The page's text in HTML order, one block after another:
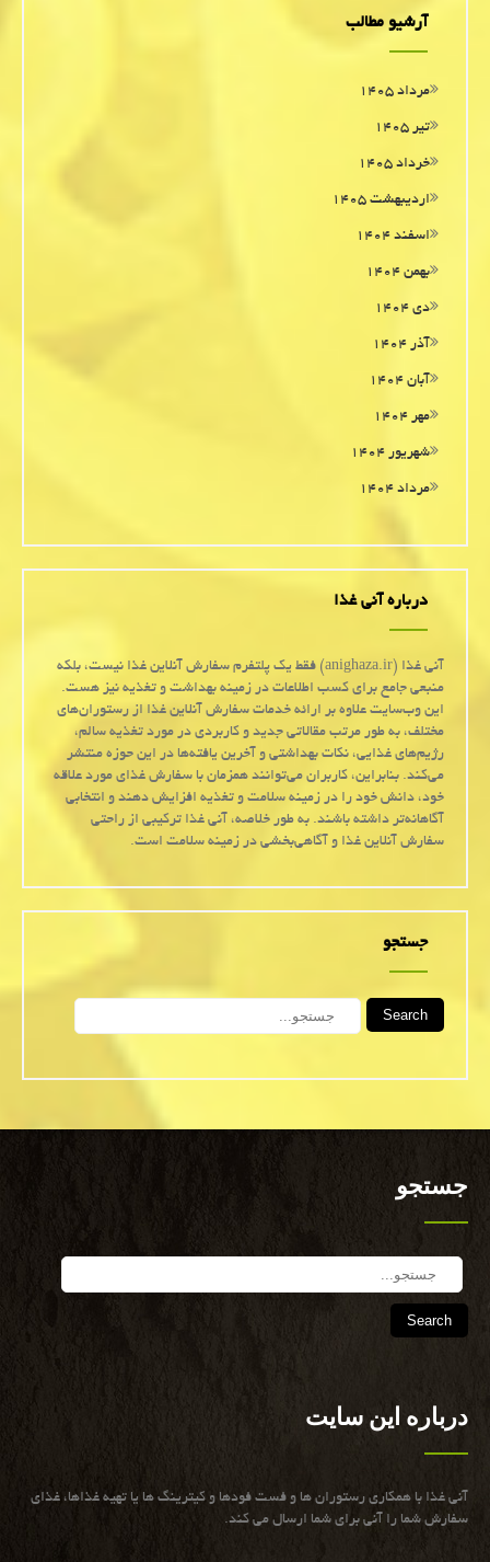
آرشیو مطالب
مرداد ۱۴۰۵
تیر ۱۴۰۵
خرداد ۱۴۰۵
اردیبهشت ۱۴۰۵
اسفند ۱۴۰۴
بهمن ۱۴۰۴
دی ۱۴۰۴
آذر ۱۴۰۴
آبان ۱۴۰۴
مهر ۱۴۰۴
شهریور ۱۴۰۴
مرداد ۱۴۰۴
درباره آنی غذا
آنی غذا (anighaza.ir) فقط یک پلتفرم سفارش آنلاین غذا نیست، بلکه
منبعی جامع برای کسب اطلاعات در زمینه بهداشت و تغذیه نیز هست.
این وب‌سایت علاوه بر ارائه خدمات سفارش آنلاین غذا از رستوران‌های
مختلف، به طور مرتب مقالاتی جدید و کاربردی در مورد تغذیه سالم،
رژیم‌های غذایی، نکات بهداشتی و آخرین یافته‌ها در این حوزه منتشر
می‌کند. بنابراین، کاربران می‌توانند همزمان با سفارش غذای مورد علاقه
خود، دانش خود را در زمینه سلامت و تغذیه افزایش دهند و انتخابی
آگاهانه‌تر داشته باشند. به طور خلاصه، آنی غذا ترکیبی از راحتی
سفارش آنلاین غذا و آگاهی‌بخشی در زمینه سلامت است.
جستجو
Search
جستجو
درباره این سایت
آنی غذا با همكاری رستوران ها و فست فودها و كیترینگ ها یا تهیه غذاها، غذای
سفارش شما را آنی برای شما ارسال می كند.